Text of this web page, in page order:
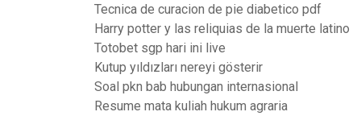
Tecnica de curacion de pie diabetico pdf
Harry potter y las reliquias de la muerte latino
Totobet sgp hari ini live
Kutup yıldızları nereyi gösterir
Soal pkn bab hubungan internasional
Resume mata kuliah hukum agraria